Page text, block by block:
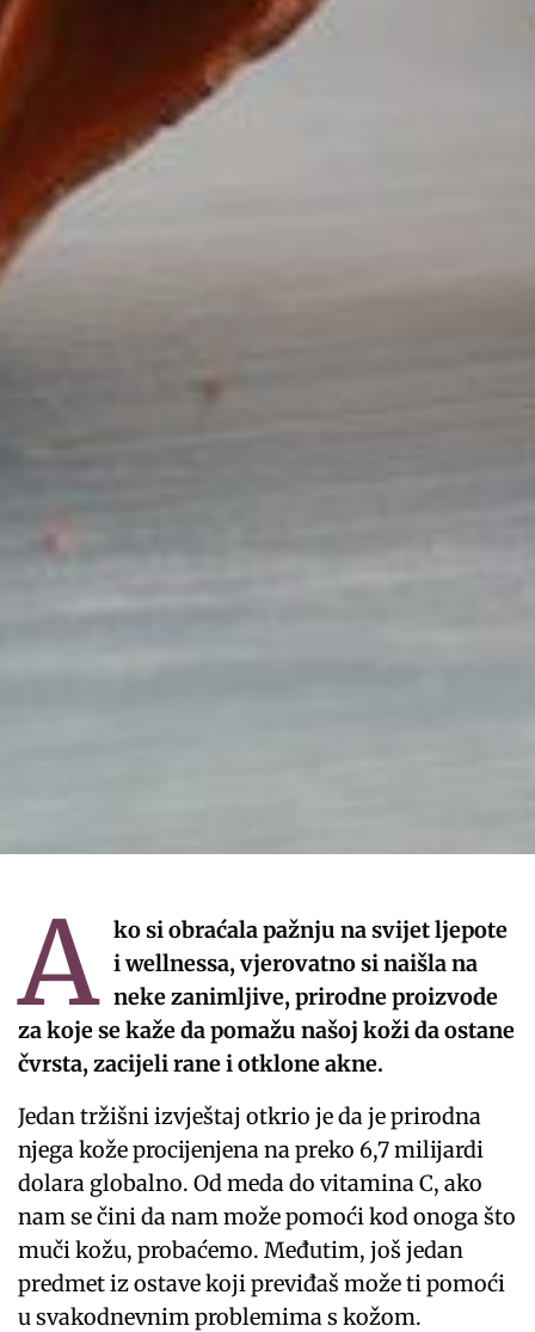
A ko si obraćala pažnju na svijet ljepote
i wellnessa, vjerovatno si naišla na
neke zanimljive, prirodne proizvode
za koje se kaže da pomažu našoj koži da ostane
čvrsta, zacijeli rane i otklone akne.
Jedan tržišni izvještaj otkrio je da je prirodna
njega kože procijenjena na preko 6,7 milijardi
dolara globalno. Od meda do vitamina C, ako
nam se čini da nam može pomoći kod onoga što
muči kožu, probaćemo. Međutim, još jedan
predmet iz ostave koji previđaš može ti pomoći
u svakodnevnim problemima s kožom.